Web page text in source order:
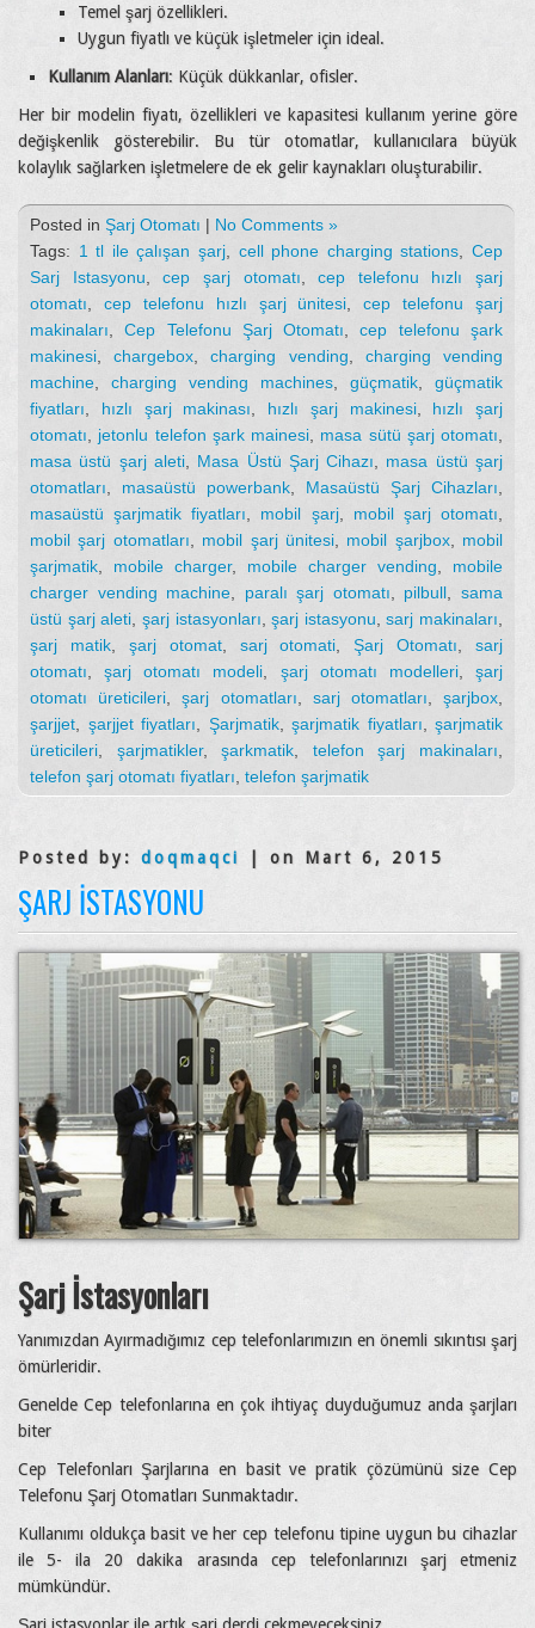
Temel şarj özellikleri.
Uygun fiyatlı ve küçük işletmeler için ideal.
Kullanım Alanları: Küçük dükkanlar, ofisler.
Her bir modelin fiyatı, özellikleri ve kapasitesi kullanım yerine göre
değişkenlik gösterebilir. Bu tür otomatlar, kullanıcılara büyük
kolaylık sağlarken işletmelere de ek gelir kaynakları oluşturabilir.
Posted in Şarj Otomatı | No Comments »
Tags: 1 tl ile çalışan şarj cell phone charging stations ,Cep
Sarj Istasyonu ,cep şarj otomatı ,cep telefonu hızlı şarj
otomatı
cep telefonu hızlı şarj ünitesi ,cep telefonu şarj
makinaları ,Cep Telefonu Şarj Otomatı ,cep telefonu şark
makinesi ,chargebox ,charging vending
charging vending
machine
charging vending machines güçmatik
güçmatik
fiyatları
hızlı şarj makinası hızlı şarj makinesi, hızlı şarj
otomatı
jetonlu telefon şark mainesi masa sütü şarj otomatı
masa üstü şarj aleti, Masa Üstü Şarj Cihazı
masa üstü şarj
otomatları
masaüstü powerbank Masaüstü Şarj Cihazları
masaüstü şarjmatik fiyatları
mobil şarj, mobil şarj otomatı
mobil şarj otomatları
mobil şarj ünitesi, mobil şarjbox, mobil
şarjmatik
mobile charger, mobile charger vending
mobile
charger vending machine
paralı şarj otomatı pilbull ,sama
üstü şarj aleti şarj istasyonları ,şarj istasyonu ,sarj makinaları
şarj matik, şarj otomat, sarj otomati Şarj Otomatı
sarj
otomatı ,şarj otomatı modeli şarj otomatı modelleri,şarj
otomatı üreticileri ,şarj otomatları sarj otomatları ,şarjbox
şarjjet
şarjjet fiyatları Şarjmatik, şarjmatik fiyatları
şarjmatik
üreticileri
şarjmatikler,şarkmatik telefon şarj makinaları
telefon şarj otomatı fiyatları telefon şarjmatik
Posted by: doqmaqci | on Mart 6, 2015
ŞARJ İSTASYONU
Şarj İstasyonları
Yanımızdan Ayırmadığımız cep telefonlarımızın en önemli sıkıntısı şarj
ömürleridir.
Genelde Cep telefonlarına en çok ihtiyaç duyduğumuz anda şarjları
biter
Cep Telefonları Şarjlarına en basit ve pratik çözümünü size Cep
Telefonu Şarj Otomatları Sunmaktadır.
Kullanımı oldukça basit ve her cep telefonu tipine uygun bu cihazlar
ile 5- ila 20 dakika arasında cep telefonlarınızı şarj etmeniz
mümkündür.
Şarj istasyonlar ile artık şarj derdi çekmeyeceksiniz.